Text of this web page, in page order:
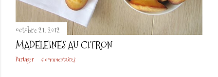
octobre 21, 2012
MADELEINES AU CITRON
Partager 6 commentaires